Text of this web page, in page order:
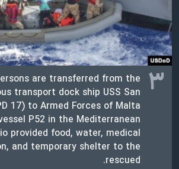
۳
are transferred from the
transport dock ship USS San
17) to Armed Forces of Malta
P52 in the Mediterranean
provided food, water, medical
and temporary shelter to the
rescued.